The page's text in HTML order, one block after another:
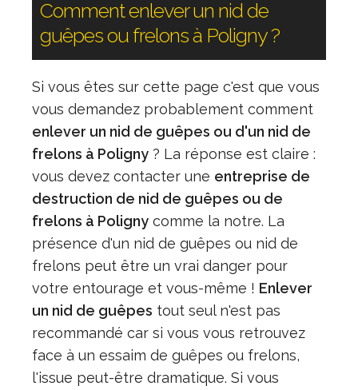
Comment enlever un nid de
guêpes ou frelons à Poligny ?
Si vous êtes sur cette page c'est que vous
vous demandez probablement comment
enlever un nid de guêpes ou d'un nid de
frelons à Poligny ? La réponse est claire :
vous devez contacter une entreprise de
destruction de nid de guêpes ou de
frelons à Poligny comme la notre. La
présence d'un nid de guêpes ou nid de
frelons peut être un vrai danger pour
votre entourage et vous-même ! Enlever
un nid de guêpes tout seul n'est pas
recommandé car si vous vous retrouvez
face à un essaim de guêpes ou frelons,
l'issue peut-être dramatique. Si vous